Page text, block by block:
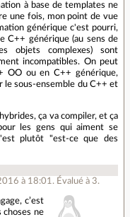
à base de templates ne
une fois, mon point de vue
générique c'est pourri,
C++ générique (au sens de
objets complexes) sont
incompatibles. On peut
OO ou en C++ générique,
le sous-ensemble du C++ et
ça va compiler, et ça
les gens qui aiment se
plutôt "est-ce que des
à 18:01 . Évalué à 3.
c’est
choses ne